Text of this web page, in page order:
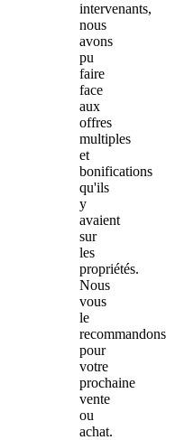
intervenants,
nous
avons
pu
faire
face
aux
offres
multiples
et
bonifications
qu'ils
y
avaient
sur
les
propriétés.
Nous
vous
le
recommandons
pour
votre
prochaine
vente
ou
achat.